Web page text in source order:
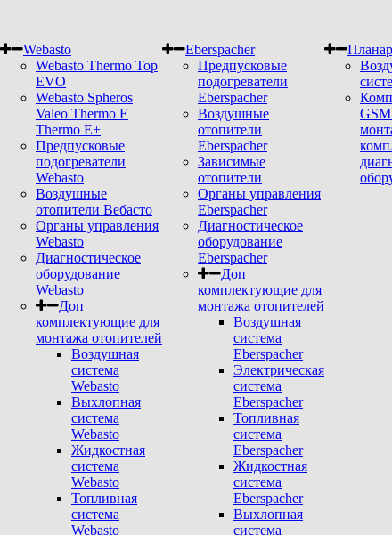
Webasto
Webasto Thermo Top
EVO
Webasto Spheros
Valeo Thermo E
Thermo E+
Предпусковые
подогреватели
Webasto
Воздушные
отопители Вебасто
Органы управления
Webasto
Диагностическое
оборудование
Webasto
Доп
комплектующие для
монтажа отопителей
Воздушная
система
Webasto
Выхлопная
система
Webasto
Жидкостная
система
Webasto
Топливная
система
Webasto
Eberspacher
Предпусковые
подогреватели
Eberspacher
Воздушные
отопители
Eberspacher
Зависимые
отопители
Органы управления
Eberspacher
Диагностическое
оборудование
Eberspacher
Доп
комплектующие для
монтажа отопителей
Воздушная
система
Eberspacher
Электрическая
система
Eberspacher
Топливная
система
Eberspacher
Жидкостная
система
Eberspacher
Выхлопная
система
Планар